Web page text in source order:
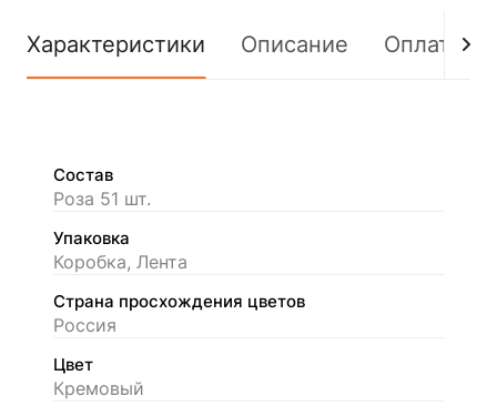
Характеристики Описание Оплата
Состав
Роза 51 шт.
Упаковка
Коробка, Лента
Страна просхождения цветов
Россия
Цвет
Кремовый